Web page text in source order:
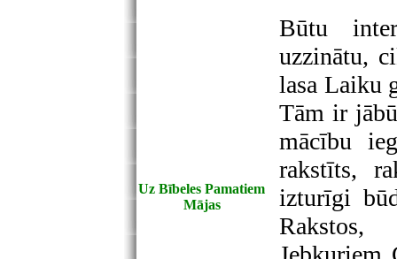
Būtu
uzzinātu,
lasa Laiku
Tām ir
mācību
rakstīts,
izturīgi
Uz Bībeles Pamatiem
Mājas